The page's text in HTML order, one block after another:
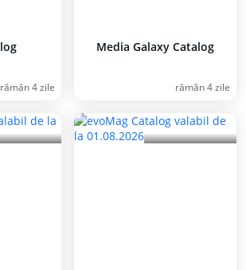
rămân 4 zile
Media Galaxy Catalog
rămân 4 zile